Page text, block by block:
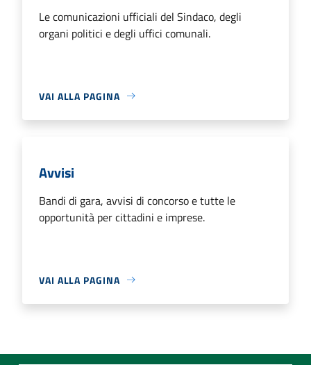
Le comunicazioni ufficiali del Sindaco, degli
organi politici e degli uffici comunali.
VAI ALLA PAGINA
Avvisi
Bandi di gara, avvisi di concorso e tutte le
opportunità per cittadini e imprese.
VAI ALLA PAGINA